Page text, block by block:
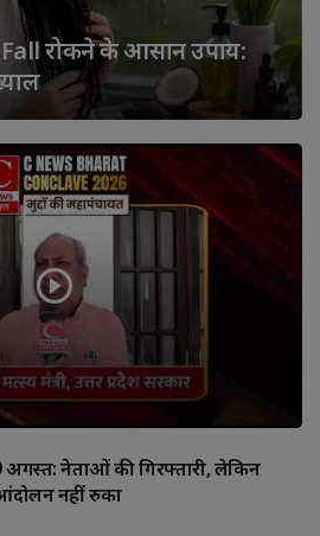
रोकने के आसान उपाय:
अगस्त: नेताओं की गिरफ्तारी, लेकिन
नहीं रुका